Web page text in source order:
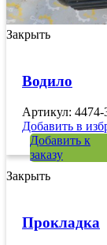
Закрыть
Водило
Артикул: 4474-
Добавить в
Добавить к
заказу
Закрыть
Прокладка